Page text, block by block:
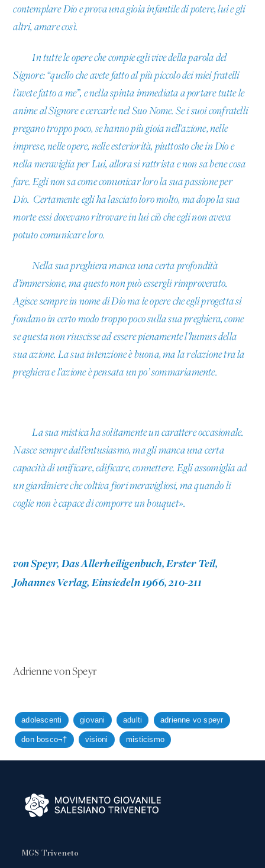
contemplare Dio e prova una gioia infantile di potere, lui e gli
altri, amare così.
In tutte le opere che compie egli vive della parola del
Signore: “quello che avete fatto al più piccolo dei miei fratelli
l’avete fatto a me”, e nella spinta immediata a portare tutte le
anime al Signore e cercarle nel Suo Nome. Se i suoi confratelli
pregano troppo poco, se hanno più gioia nell’azione, nelle
imprese, nelle opere, nelle esteriorità, piuttosto che in Dio e
nella meraviglia per Lui, allora si rattrista e non sa bene cosa
fare. Egli non sa come comunicar loro la sua passione per
Dio. Certamente egli ha lasciato loro molto, ma dopo la sua
morte essi dovevano ritrovare in lui ciò che egli non aveva
potuto comunicare loro.
Nella sua preghiera manca una certa profondità
d’immersione, ma questo non può essergli rimproverato.
Agisce sempre in nome di Dio ma le opere che egli progetta si
fondano in certo modo troppo poco sulla sua preghiera, come
se questa non riuscisse ad essere pienamente l’humus della
sua azione. La sua intenzione è buona, ma la relazione tra la
preghiera e l’azione è pensata un po’ sommariamente.
La sua mistica ha solitamente un carattere occasionale.
Nasce sempre dall’entusiasmo, ma gli manca una certa
capacità di unificare, edificare, connettere. Egli assomiglia ad
un giardiniere che coltiva fiori meravigliosi, ma quando li
coglie non è capace di comporre un bouquet».
von Speyr,Das Allerheiligenbuch, Erster Teil,
Johannes Verlag, Einsiedeln 1966, 210-211
Adrienne von Speyr
adolescenti giovani adulti adrienne vo speyr
don bosco¬† visioni misticismo
MGS Triveneto